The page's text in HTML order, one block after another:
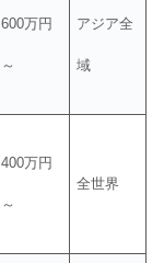
600万円
～
アジア全
域
400万円
～
全世界